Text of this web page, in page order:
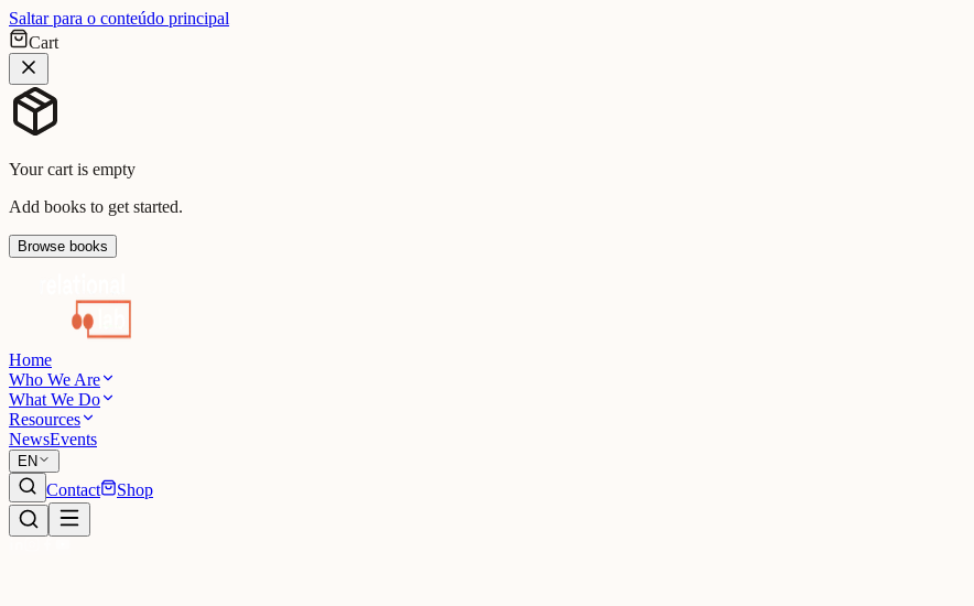
Saltar para o conteúdo principal
Cart
Your cart is empty
Add books to get started.
Browse books
Home
Who We Are
What We Do
Resources
NewsEvents
EN
Contact Shop